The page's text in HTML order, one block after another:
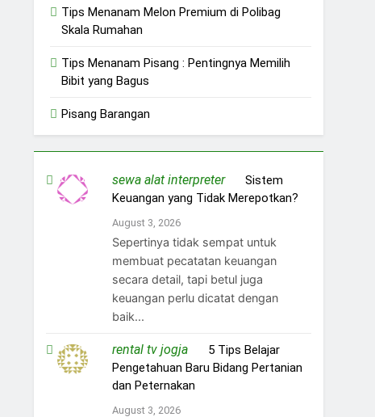
Tips Menanam Melon Premium di Polibag
Skala Rumahan
Tips Menanam Pisang : Pentingnya Memilih
Bibit yang Bagus
Pisang Barangan
sewa alat interpreteron Sistem
Keuangan yang Tidak Merepotkan?
August 3, 2026
Sepertinya tidak sempat untuk
membuat pecatatan keuangan
secara detail, tapi betul juga
keuangan perlu dicatat dengan
baik...
rental tv jogjaon 5 Tips Belajar
Pengetahuan Baru Bidang Pertanian
dan Peternakan
August 3, 2026